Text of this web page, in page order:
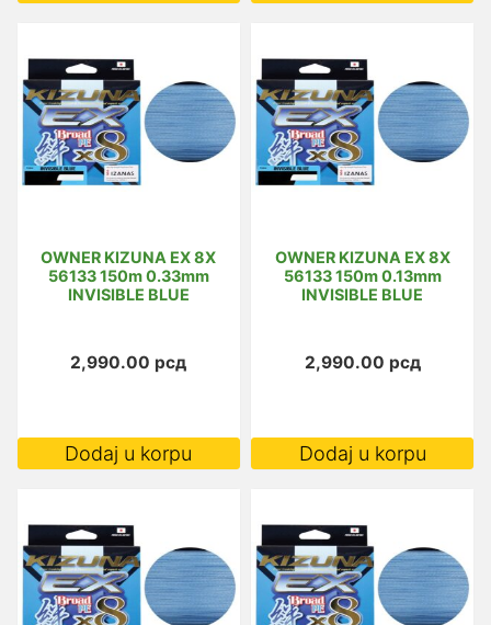
OWNER KIZUNA EX 8X
56133 150m 0.33mm
INVISIBLE BLUE
2,990.00 рсд
Dodaj u korpu
OWNER KIZUNA EX 8X
56133 150m 0.13mm
INVISIBLE BLUE
2,990.00 рсд
Dodaj u korpu